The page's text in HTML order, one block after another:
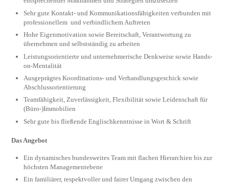
Sehr gute Kontakt- und Kommunikationsfähigkeiten verbunden mit
professionellem und verbindlichem Auftreten
Hohe Eigenmotivation sowie Bereitschaft, Ver­ant­wortung zu
übernehmen und selbstständig zu arbeiten
Leistungsorientierte und unternehmerische Denkweise sowie Hands-
on-Mentalität
Ausgeprägtes Koordinations- und Verhandlungsgeschick sowie
Abschlussorientierung
Teamfähigkeit, Zuverlässigkeit, Flexibilität sowie Leidenschaft für
(Büro-)Immobilien
Sehr gute bis fließende Englischkenntnisse in Wort & Schrift
Das Angebot
Ein dynamisches bundesweites Team mit flachen Hierarchien bis zur
höchsten Managementebene
Ein familiärer, respektvoller und fairer Umgang zwischen den